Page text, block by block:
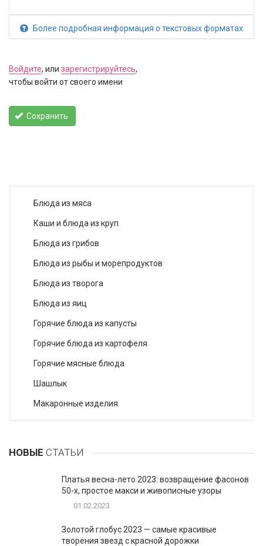
Более подробная информация о текстовых форматах
Войдите, или зарегистрируйтесь,
чтобы войти от своего имени
Сохранить
Блюда из мяса
Каши и блюда из круп
Блюда из грибов
Блюда из рыбы и морепродуктов
Блюда из творога
Блюда из яиц
Горячие блюда из капусты
Горячие блюда из картофеля
Горячие мясные блюда
Шашлык
Макаронные изделия
НОВЫЕ СТАТЬИ
Платья весна-лето 2023: возвращение фасонов
50-х, простое макси и живописные узоры
01.02.2023
Золотой глобус 2023 — самые красивые
творения звезд с красной дорожки